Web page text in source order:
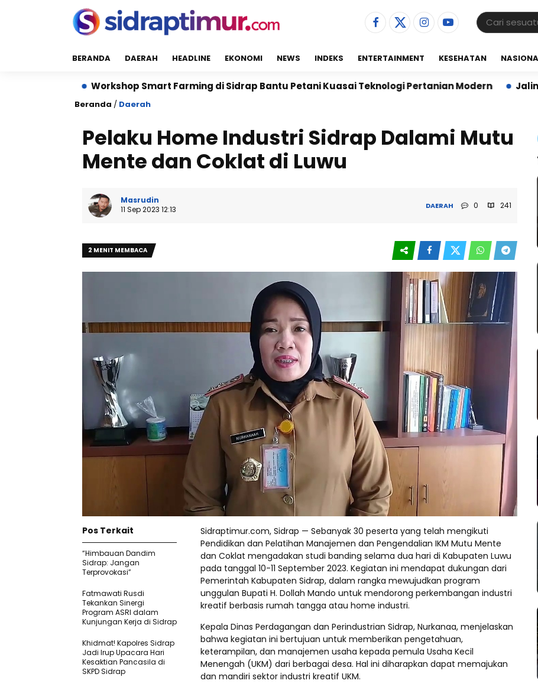
BERANDA DAERAH HEADLINE EKONOMI NEWS INDEKS ENTERTAINMENT KESEHATAN
Workshop Smart Farming di Sidrap Bantu Petani Kuasai Teknologi Pertanian Modern Jalin Sinergi,
Beranda / Daerah
Pelaku Home Industri Sidrap Dalami Mutu
Mente dan Coklat di Luwu
Masrudin
11 Sep 2023 12:13
DAERAH 0 241
2 MENIT MEMBACA
Sidraptimur.com, Sidrap — Sebanyak 30 peserta yang telah mengikuti
Pendidikan dan Pelatihan Manajemen dan Pengendalian IKM Mutu Mente
dan Coklat mengadakan studi banding selama dua hari di Kabupaten Luwu
pada tanggal 10-11 September 2023. Kegiatan ini mendapat dukungan dari
Pemerintah Kabupaten Sidrap, dalam rangka mewujudkan program
unggulan Bupati H. Dollah Mando untuk mendorong perkembangan industri
kreatif berbasis rumah tangga atau home industri.
Kepala Dinas Perdagangan dan Perindustrian Sidrap, Nurkanaa, menjelaskan
bahwa kegiatan ini bertujuan untuk memberikan pengetahuan,
keterampilan, dan manajemen usaha kepada pemula Usaha Kecil
Menengah (UKM) dari berbagai desa. Hal ini diharapkan dapat memajukan
dan mandiri sektor industri kreatif UKM.
Pos Terkait
“Himbauan Dandim
Sidrap: Jangan
Terprovokasi”
Fatmawati Rusdi
Tekankan Sinergi
Program ASRI dalam
Kunjungan Kerja di Sidrap
Khidmat! Kapolres Sidrap
Jadi Irup Upacara Hari
Kesaktian Pancasila di
SKPD Sidrap